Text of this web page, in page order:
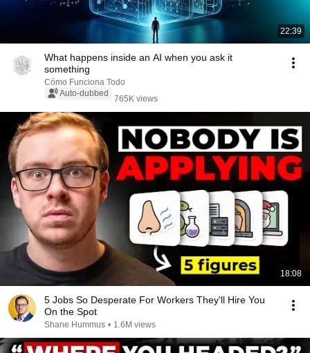
22:39
What happens inside an AI when you ask it
something
Cómo Funciona Todo
Auto-dubbed
765K views
18:08
5 Jobs So Desperate For Workers They'll Hire You
On the Spot
Shane Hummus • 1.6M views